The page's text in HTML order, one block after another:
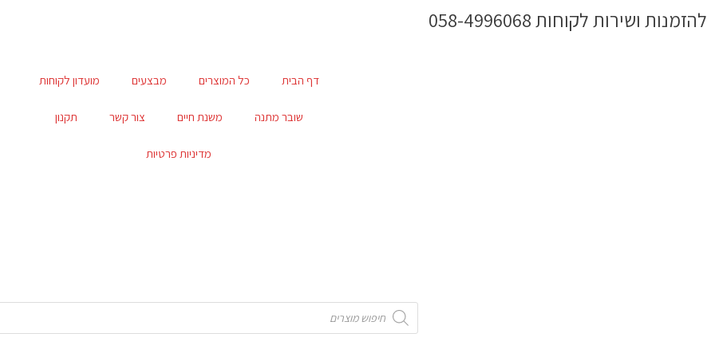
לתוכןלהזמנות ושירות לקוחות 058-4996068
דף הבית כל המוצרים מבצעים מועדון לקוחות
שובר מתנה משנת חיים צור קשר תקנון
מדיניות פרטיות
Products
search